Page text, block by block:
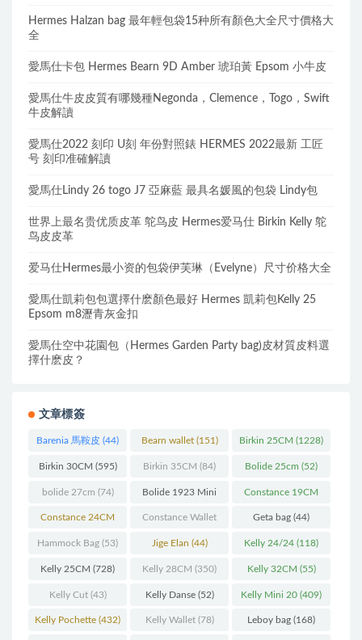
Hermes Halzan bag 最年輕包袋15种所有顏色大全尺寸價格大
全
愛馬仕卡包 Hermes Bearn 9D Amber 琥珀黃 Epsom 小牛皮
愛馬仕牛皮皮質有哪幾種Negonda，Clemence，Togo，Swift
牛皮解讀
愛馬仕2022 刻印 U刻 年份對照錶 HERMES 2022最新 工匠
号 刻印准確解讀
愛馬仕Lindy 26 togo J7 亞麻藍 最具名媛風的包袋 Lindy包
世界上最名贵优质皮革 鸵鸟皮 Hermes爱马仕 Birkin Kelly 鸵
鸟皮皮革
爱马仕Hermes最小资的包袋伊芙琳（Evelyne）尺寸价格大全
愛馬仕凱莉包包選擇什麽顏色最好 Hermes 凱莉包Kelly 25
Epsom m8瀝青灰金扣
愛馬仕空中花園包（Hermes Garden Party bag)皮材質皮料選
擇什麽皮？
文章標簽
Barenia 馬鞍皮 (44) Bearn wallet(151) Birkin 25CM (1228)
Birkin 30CM (595) Birkin 35CM (84) Bolide 25cm (52)
bolide 27cm (74) Bolide 1923 Mini
(93)
Constance 19CM
(571)
Constance 24CM
(216)
Constance Wallet
(60)
Geta bag (44)
Hammock Bag (53) Jige Elan (44) Kelly 24/24 (118)
Kelly 25CM (728) Kelly 28CM (350) Kelly 32CM (55)
Kelly Cut(43) Kelly Danse(52) Kelly Mini 20 (409)
Kelly Pochette (432) Kelly Wallet(78) Leboy bag (168)